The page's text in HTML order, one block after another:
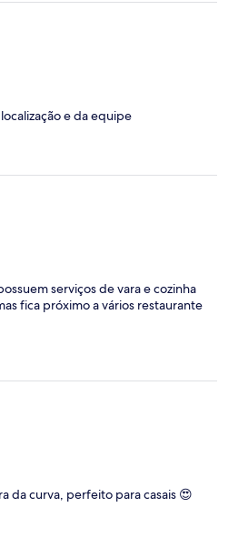
e da equipe
serviços de vara e cozinha
fica próximo a vários restaurante
da curva, perfeito para casais 😍